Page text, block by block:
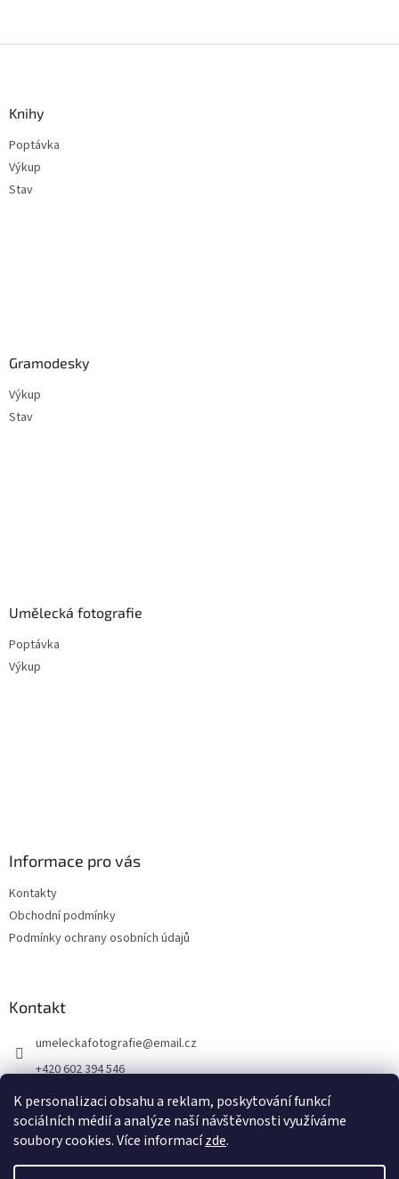
K personalizaci obsahu a reklam, poskytování funkcí
sociálních médií a analýze naší návštěvnosti využíváme
soubory cookies. Více informacízde.
Knihy
Poptávka
Výkup
Stav
Gramodesky
Výkup
Stav
Umělecká fotografie
Poptávka
Výkup
Informace pro vás
Kontakty
Obchodní podmínky
Podmínky ochrany osobních údajů
Kontakt
umeleckafotografie@email.cz
+420 602 394 546
Facebook